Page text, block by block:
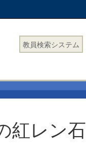
教員検索システム
紅レン石